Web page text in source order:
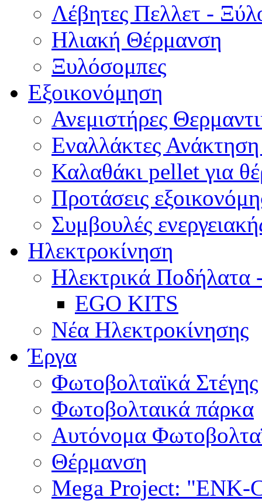
Λέβητες Πελλετ -
Ηλιακή Θέρμανση
Ξυλόσομπες
Εξοικονόμηση
Ανεμιστήρες
Εναλλάκτες
Καλαθάκι pellet για
Προτάσεις
Συμβουλές
Ηλεκτροκίνηση
Ηλεκτρικά Ποδήλατα
EGO KITS
Νέα Ηλεκτροκίνησης
Έργα
Φωτοβολταϊκά Στέγης
Φωτοβολταικά πάρκα
Αυτόνομα
Θέρμανση
Mega Project: "ENK-